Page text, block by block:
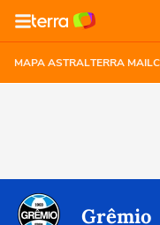
MAPA ASTRALTERRA MAIL
Grêmio